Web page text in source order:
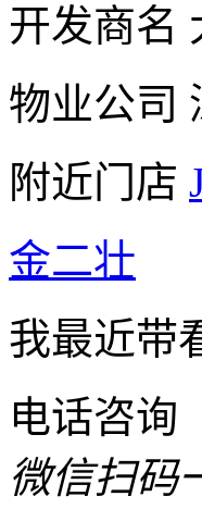
开发商名
物业公司
附近门店
金二壮
我最近带
电话咨询
微信扫码